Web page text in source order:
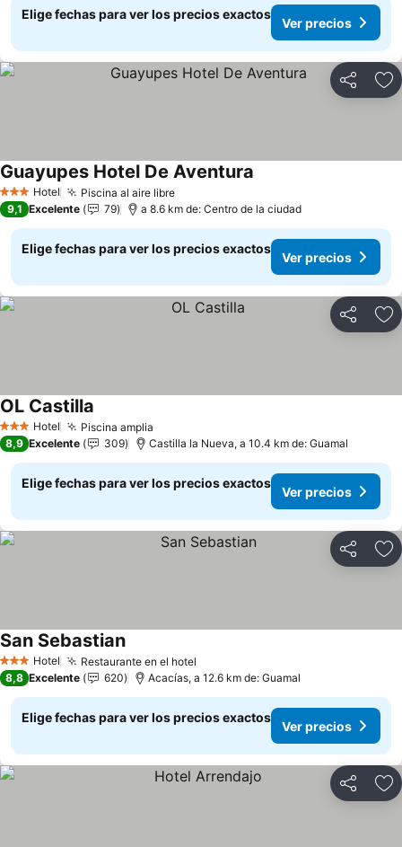
Elige fechas para ver los precios exactos
Ver precios
Compartir
3 Estrellas
Hotel Piscina al aire libre
Guayupes Hotel De Aventura
9,1 Excelente 79 a 8.6 km de: Centro de la ciudad
Elige fechas para ver los precios exactos
Ver precios
Compartir
3 Estrellas
Hotel Piscina amplia
OL Castilla
8,9 Excelente 309 Castilla la Nueva, a 10.4 km de: Guamal
Elige fechas para ver los precios exactos
Ver precios
Compartir
3 Estrellas
Hotel Restaurante en el hotel
San Sebastian
8,8 Excelente 620 Acacías, a 12.6 km de: Guamal
Elige fechas para ver los precios exactos
Ver precios
Compartir